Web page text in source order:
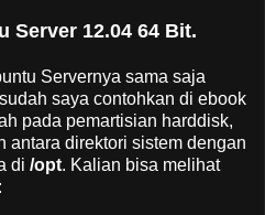
Server 12.04 64 Bit.
Servernya sama saja
saya contohkan di ebook
pada pemartisian harddisk,
antara direktori sistem dengan
di /opt. Kalian bisa melihat